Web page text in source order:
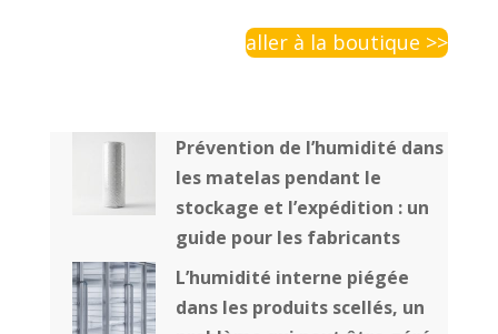
aller à la boutique >>
Prévention de l’humidité dans
les matelas pendant le
stockage et l’expédition : un
guide pour les fabricants
L’humidité interne piégée
dans les produits scellés, un